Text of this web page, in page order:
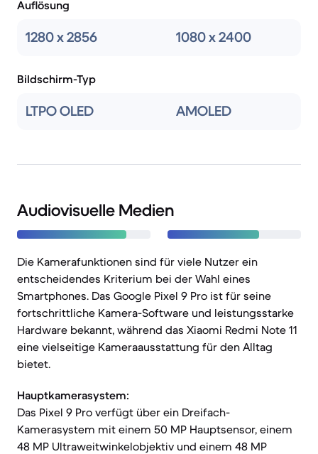
Auflösung
1280 x 2856 1080 x 2400
Bildschirm-Typ
LTPO OLED AMOLED
Audiovisuelle Medien
Die Kamerafunktionen sind für viele Nutzer ein
entscheidendes Kriterium bei der Wahl eines
Smartphones. Das Google Pixel 9 Pro ist für seine
fortschrittliche Kamera-Software und leistungsstarke
Hardware bekannt, während das Xiaomi Redmi Note 11
eine vielseitige Kameraausstattung für den Alltag
bietet.
Hauptkamerasystem:
Das Pixel 9 Pro verfügt über ein Dreifach-
Kamerasystem mit einem 50 MP Hauptsensor, einem
48 MP Ultraweitwinkelobjektiv und einem 48 MP